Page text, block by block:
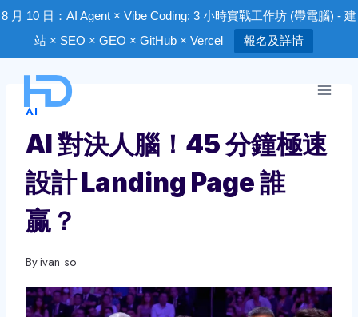
8 月 10 日：AI Agent × Vibe Coding: 3 小時實戰工作坊 (帶電腦) - 建
站 × SEO × GEO × GitHub × Vercel
報名及詳情
content
AI
AI 對決人腦！45 分鐘極速
設計 Landing Page 誰
贏？
Byivan so